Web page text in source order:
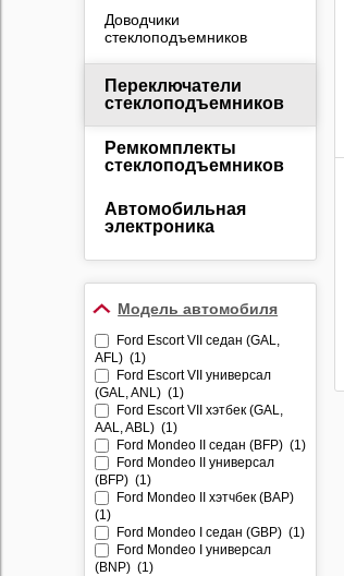
Доводчики
стеклоподъемников
Переключатели
стеклоподъемников
Ремкомплекты
стеклоподъемников
Автомобильная
электроника
Противоугонные
устройства
Видеорегистраторы
Радар-детекторы
Комбо-устройства
Парктроники
Алкотестеры
Держатели
видеорегистраторов и
радар-детекторов
Модель автомобиля
Ford Escort VII седан (GAL,
AFL) (1)
Ford Escort VII универсал
(GAL, ANL) (1)
Ford Escort VII хэтбек (GAL,
AAL, ABL) (1)
Ford Mondeo II седан (BFP) (1)
Ford Mondeo II универсал
(BFP) (1)
Ford Mondeo II хэтчбек (BAP)
(1)
Ford Mondeo I седан (GBP) (1)
Ford Mondeo I универсал
(BNP) (1)